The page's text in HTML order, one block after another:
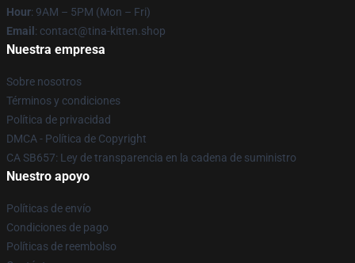
Hour: 9AM – 5PM (Mon – Fri)
Email : contact@tina-kitten.shop
Nuestra empresa
Sobre nosotros
Términos y condiciones
Política de privacidad
DMCA - Política de Copyright
CA SB657: Ley de transparencia en la cadena de suministro
Nuestro apoyo
Políticas de envío
Condiciones de pago
Políticas de reembolso